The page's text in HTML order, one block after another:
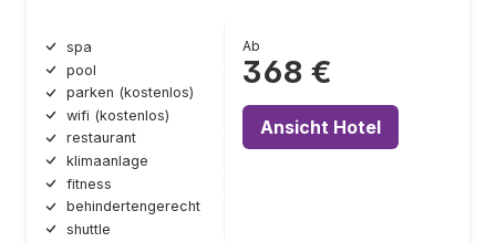
spa
pool
parken (kostenlos)
wifi (kostenlos)
restaurant
klimaanlage
fitness
behindertengerecht
shuttle
Ab
368 €
Ansicht Hotel